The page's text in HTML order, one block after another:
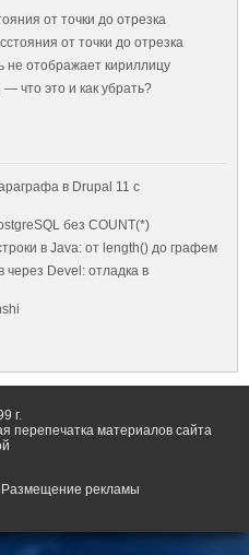
от точки до отрезка
от точки до отрезка
не отображает кириллицу
что это и как убрать?
в Drupal 11 с
без COUNT(*)
в Java: от length() до графем
через Devel: отладка в
г.
перепечатка материалов сайта
Размещение рекламы